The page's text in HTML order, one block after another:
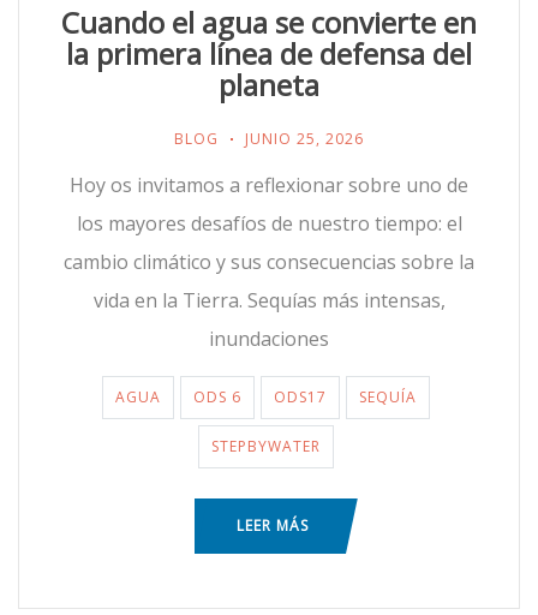
Cuando el agua se convierte en
la primera línea de defensa del
planeta
BLOG JUNIO 25, 2026
Hoy os invitamos a reflexionar sobre uno de
los mayores desafíos de nuestro tiempo: el
cambio climático y sus consecuencias sobre la
vida en la Tierra. Sequías más intensas,
inundaciones
AGUA ODS 6 ODS17 SEQUÍA
STEPBYWATER
LEER MÁS